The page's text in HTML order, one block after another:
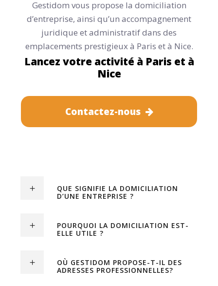
Gestidom vous propose la domiciliation
d’entreprise, ainsi qu’un accompagnement
juridique et administratif dans des
emplacements prestigieux à Paris et à Nice.
Lancez votre activité à Paris et à
Nice
Contactez-nous
QUE SIGNIFIE LA DOMICILIATION
D’UNE ENTREPRISE ?
POURQUOI LA DOMICILIATION EST-
ELLE UTILE ?
OÙ GESTIDOM PROPOSE-T-IL DES
ADRESSES PROFESSIONNELLES?